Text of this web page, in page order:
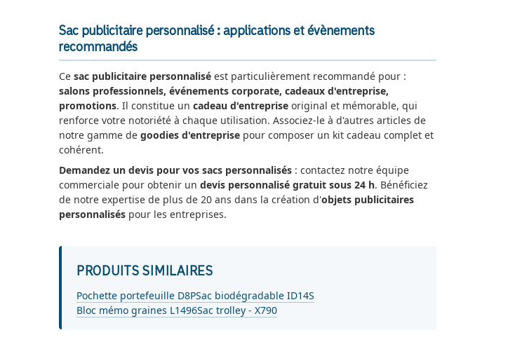
Sac publicitaire personnalisé : applications et évènements
recommandés
Ce sac publicitaire personnalisé est particulièrement recommandé pour :
salons professionnels, événements corporate, cadeaux d'entreprise,
promotions. Il constitue un cadeau d'entreprise original et mémorable, qui
renforce votre notoriété à chaque utilisation. Associez-le à d'autres articles de
notre gamme de goodies d'entreprise pour composer un kit cadeau complet et
cohérent.
Demandez un devis pour vos sacs personnalisés : contactez notre équipe
commerciale pour obtenir un devis personnalisé gratuit sous 24 h. Bénéficiez
de notre expertise de plus de 20 ans dans la création d'objets publicitaires
personnalisés pour les entreprises.
PRODUITS SIMILAIRES
Pochette portefeuille D8PSac biodégradable ID14S
Bloc mémo graines L1496Sac trolley - X790